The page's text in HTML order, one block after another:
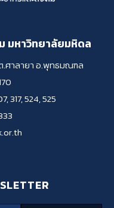
มหาวิทยาลัยมหิดล
ศาลายา อ.พุทธมณฑล
524, 525